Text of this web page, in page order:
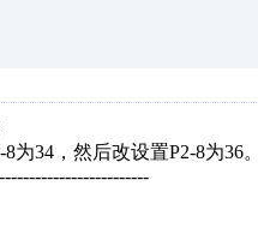
34，然后改设置P2-8为36